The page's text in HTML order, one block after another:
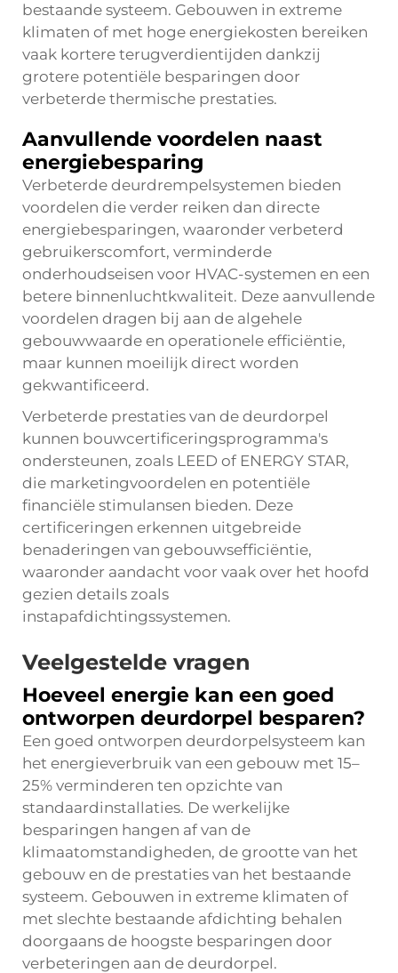
bestaande systeem. Gebouwen in extreme
klimaten of met hoge energiekosten bereiken
vaak kortere terugverdientijden dankzij
grotere potentiële besparingen door
verbeterde thermische prestaties.
Aanvullende voordelen naast
energiebesparing
Verbeterde deurdrempelsystemen bieden
voordelen die verder reiken dan directe
energiebesparingen, waaronder verbeterd
gebruikerscomfort, verminderde
onderhoudseisen voor HVAC-systemen en een
betere binnenluchtkwaliteit. Deze aanvullende
voordelen dragen bij aan de algehele
gebouwwaarde en operationele efficiëntie,
maar kunnen moeilijk direct worden
gekwantificeerd.
Verbeterde prestaties van de deurdorpel
kunnen bouwcertificeringsprogramma's
ondersteunen, zoals LEED of ENERGY STAR,
die marketingvoordelen en potentiële
financiële stimulansen bieden. Deze
certificeringen erkennen uitgebreide
benaderingen van gebouwsefficiëntie,
waaronder aandacht voor vaak over het hoofd
gezien details zoals
instapafdichtingssystemen.
Veelgestelde vragen
Hoeveel energie kan een goed
ontworpen deurdorpel besparen?
Een goed ontworpen deurdorpelsysteem kan
het energieverbruik van een gebouw met 15–
25% verminderen ten opzichte van
standaardinstallaties. De werkelijke
besparingen hangen af van de
klimaatomstandigheden, de grootte van het
gebouw en de prestaties van het bestaande
systeem. Gebouwen in extreme klimaten of
met slechte bestaande afdichting behalen
doorgaans de hoogste besparingen door
verbeteringen aan de deurdorpel.